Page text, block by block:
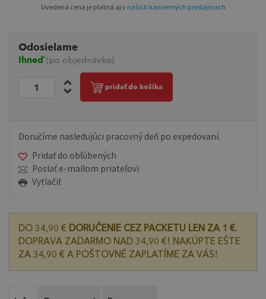
Uvedená cena je platná aj v našich kamenných predajniach
Odosielame
Ihneď(po objednávke)
pridať do košíka
Doručíme nasledujúci pracovný deň po expedovaní.
Pridať do obľúbených
Poslať e-mailom priateľovi
Vytlačiť
DO 34,90 € DORUČENIE CEZ PACKETU LEN ZA 1 €.
DOPRAVA ZADARMO NAD 34,90 €! NAKÚPTE EŠTE
ZA 34,90 € A POŠTOVNÉ ZAPLATÍME ZA VÁS!